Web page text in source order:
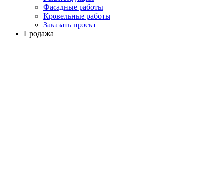
Фасадные работы
Кровельные работы
Заказать проект
Продажа